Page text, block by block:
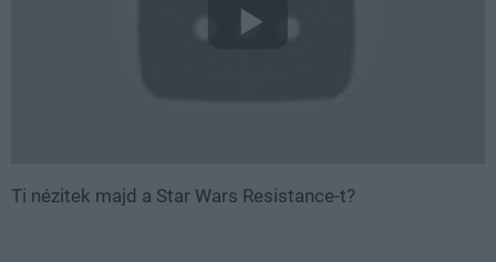
Ti nézitek majd a Star Wars Resistance-t?